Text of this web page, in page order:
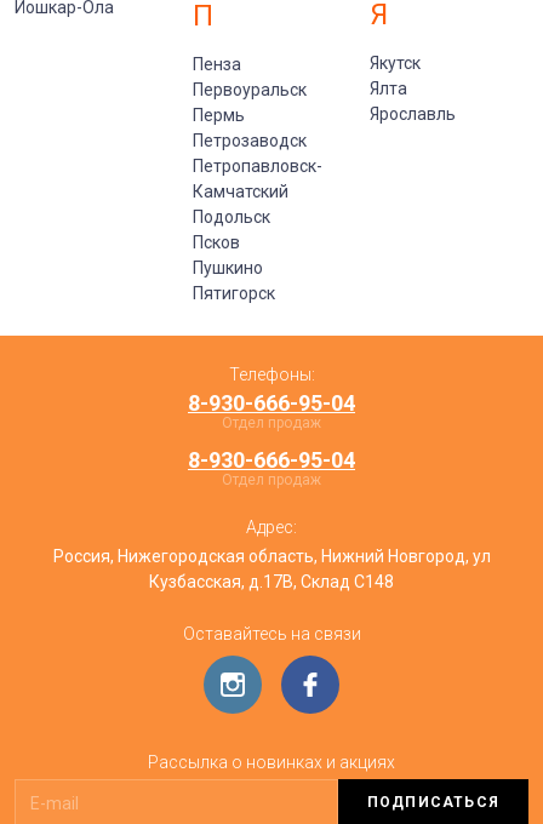
Йошкар-Ола П
Пенза
Первоуральск
Пермь
Петрозаводск
Петропавловск-
Камчатский
Подольск
Псков
Пушкино
Пятигорск
Я
Якутск
Ялта
Ярославль
Телефоны:
8-930-666-95-04
Отдел продаж
8-930-666-95-04
Отдел продаж
Адрес:
Россия, Нижегородская область, Нижний Новгород, ул
Кузбасская, д.17В, Склад С148
Оставайтесь на связи
Рассылка о новинках и акциях
ПОДПИСАТЬСЯ